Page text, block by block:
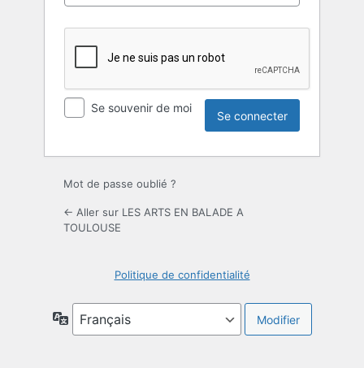
Se souvenir de moi
Mot de passe oublié ?
← Aller sur LES ARTS EN BALADE A
TOULOUSE
Politique de confidentialité
Langue